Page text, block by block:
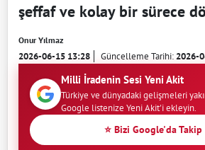
şeffaf ve kolay bir sürece
Onur Yılmaz
2026-06-15 13:28 Güncelleme Tarihi:2026-
Milli İradenin Sesi Yeni Akit
Türkiye ve dünyadaki gelişmeleri
Google listenize Yeni Akit'i ekleyin.
⭐ Bizi Google'da Takip